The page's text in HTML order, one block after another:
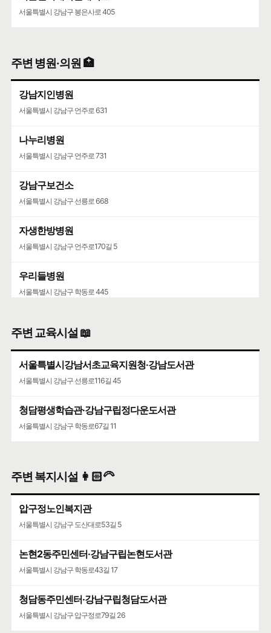
서울특별시 강남구 봉은사로 405
주변 병원·의원 🏥
강남지인병원
서울특별시 강남구 언주로 631
나누리병원
서울특별시 강남구 언주로 731
강남구보건소
서울특별시 강남구 선릉로 668
자생한방병원
서울특별시 강남구 언주로170길 5
우리들병원
서울특별시 강남구 학동로 445
서울특별시 강남구 삼성로147길 46
주변 교육시설 📖
서울특별시강남서초교육지원청·강남도서관
서울특별시 강남구 선릉로116길 45
청담평생학습관·강남구립정다운도서관
서울특별시 강남구 학동로67길 11
주변 복지시설 👩🏻‍🦳
압구정노인복지관
서울특별시 강남구 도산대로53길 5
논현2동주민센터·강남구립논현도서관
서울특별시 강남구 학동로43길 17
청담동주민센터·강남구립청담도서관
서울특별시 강남구 압구정로79길 26